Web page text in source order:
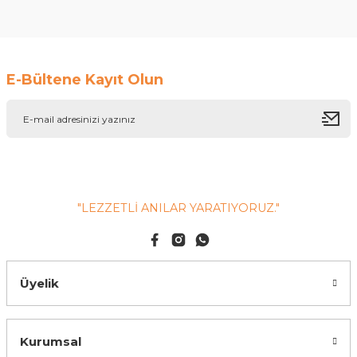
E-Bültene Kayıt Olun
"LEZZETLİ ANILAR YARATIYORUZ."
Üyelik
Kurumsal